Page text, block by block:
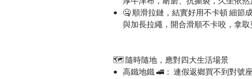
🤐 順滑拉鏈，結實好用不卡頓 細節
與加長拉繩，開合滑順不卡咬，拿取
🗺️ 隨時隨地，應對四大生活場景
高鐵地鐵 🚄： 連假返鄉買不到對號